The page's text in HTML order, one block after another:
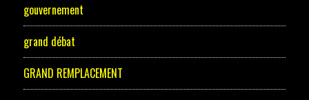
gouvernement
grand débat
GRAND REMPLACEMENT